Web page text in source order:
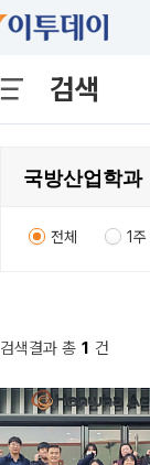
검색
전체 1주
검색결과 총 1 건